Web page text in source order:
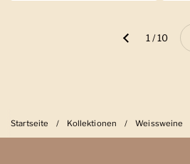
Zurück 1 / 10
Startseite / Kollektionen / Weissweine